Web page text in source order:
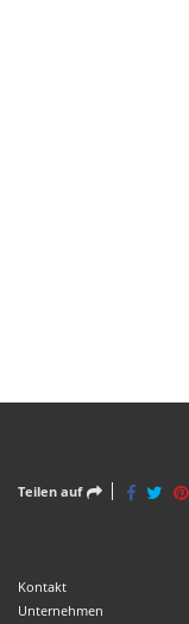
Teilen auf
Kontakt
Unternehmen